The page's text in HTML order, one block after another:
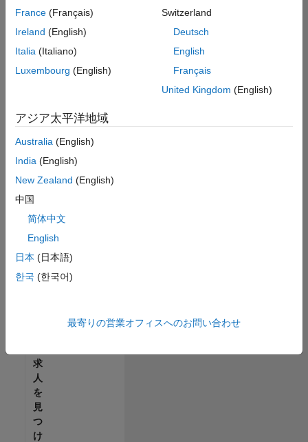
人
情
は
翻
れ
い
ま
せ
ご
希
望
地
域
求
人
を
見
つ
け
France (Français)
Ireland (English)
Italia (Italiano)
Luxembourg (English)
Switzerland
Deutsch
English
Français
United Kingdom (English)
アジア太平洋地域
Australia (English)
India (English)
New Zealand (English)
中国
简体中文
English
日本 (日本語)
한국 (한국어)
最寄りの営業オフィスへのお問い合わせ